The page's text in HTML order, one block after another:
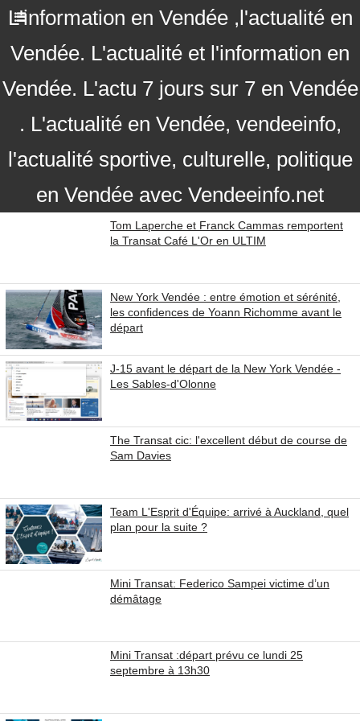
L'information en Vendée ,l'actualité en
Vendée. L'actualité et l'information en
Vendée. L'actu 7 jours sur 7 en Vendée
. L'actualité en Vendée, vendeeinfo,
l'actualité sportive, culturelle, politique
en Vendée avec Vendeeinfo.net
Tom Laperche et Franck Cammas remportent
la Transat Café L'Or en ULTIM
New York Vendée : entre émotion et sérénité,
les confidences de Yoann Richomme avant le
départ
J-15 avant le départ de la New York Vendée -
Les Sables-d'Olonne
The Transat cic: l'excellent début de course de
Sam Davies
Team L'Esprit d'Équipe: arrivé à Auckland, quel
plan pour la suite ?
Mini Transat: Federico Sampei victime d’un
démâtage
Mini Transat :départ prévu ce lundi 25
septembre à 13h30